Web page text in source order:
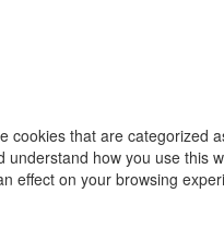
that are categorized
how you use this
effect on your browsing